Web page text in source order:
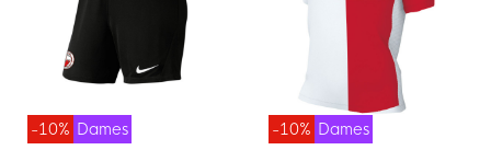
-10% Dames
-10% Dames